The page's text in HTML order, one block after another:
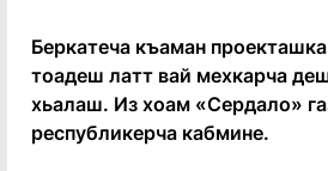
Беркатеча къаман проекташка
тоадеш латт вай мехкарча
хьалаш. Из хоам «Сердало»
республикерча кабмине.